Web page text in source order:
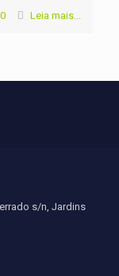
0 Leia mais...
s/n, Jardins